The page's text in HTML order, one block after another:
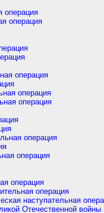
операция
операция
операция
операция
операция
операция
операция
операция
операция
наступательная
Отечественной войны